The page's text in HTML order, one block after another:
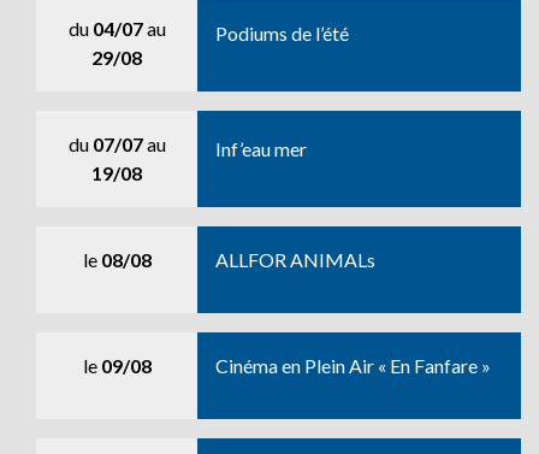
du 04/07au
29/08
Podiums de l’été
du 07/07au
19/08
Inf’eau mer
le 08/08 ALLFOR ANIMALs
le 09/08 Cinéma en Plein Air « En Fanfare »